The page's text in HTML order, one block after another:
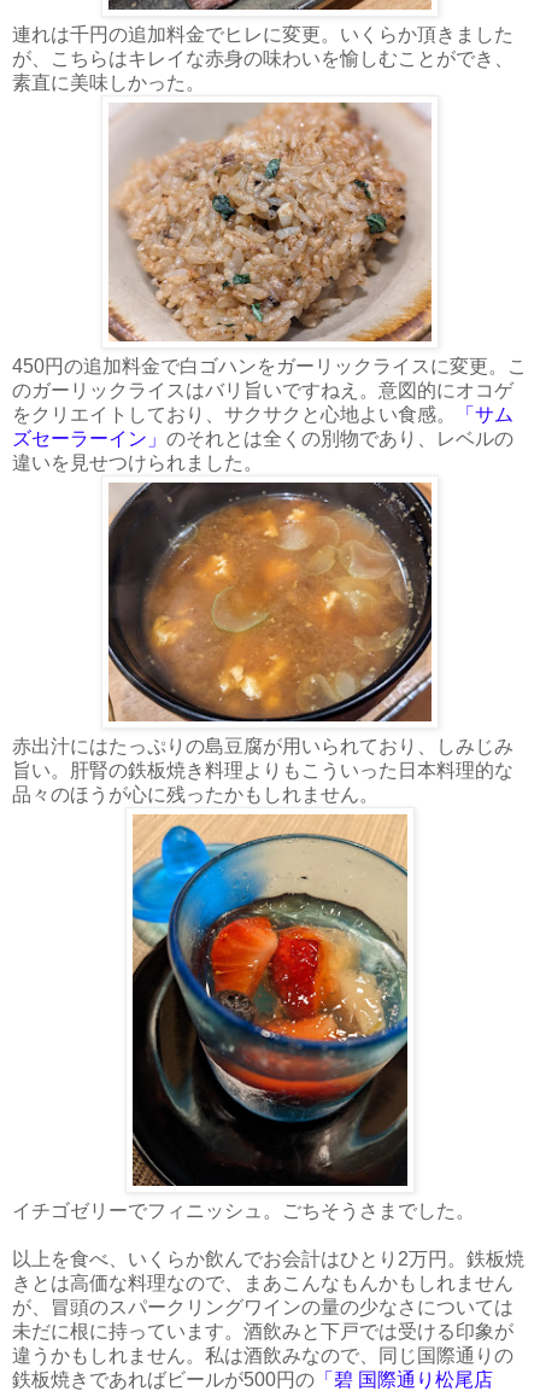
連れは千円の追加料金でヒレに変更。いくらか頂きました
が、こちらはキレイな赤身の味わいを愉しむことができ、
素直に美味しかった。
450円の追加料金で白ゴハンをガーリックライスに変更。こ
のガーリックライスはバリ旨いですねえ。意図的にオコゲ
をクリエイトしており、サクサクと心地よい食感。
「サム
ズセーラーイン」 のそれとは全くの別物であり、レベルの
違いを見せつけられました。
赤出汁にはたっぷりの島豆腐が用いられており、しみじみ
旨い。肝腎の鉄板焼き料理よりもこういった日本料理的な
品々のほうが心に残ったかもしれません。
イチゴゼリーでフィニッシュ。ごちそうさまでした。
以上を食べ、いくらか飲んでお会計はひとり2万円。鉄板焼
きとは高価な料理なので、まあこんなもんかもしれません
が、冒頭のスパークリングワインの量の少なさについては
未だに根に持っています。酒飲みと下戸では受ける印象が
違うかもしれません。私は酒飲みなので、同じ国際通りの
鉄板焼きであればビールが500円の 「碧 国際通り松尾店